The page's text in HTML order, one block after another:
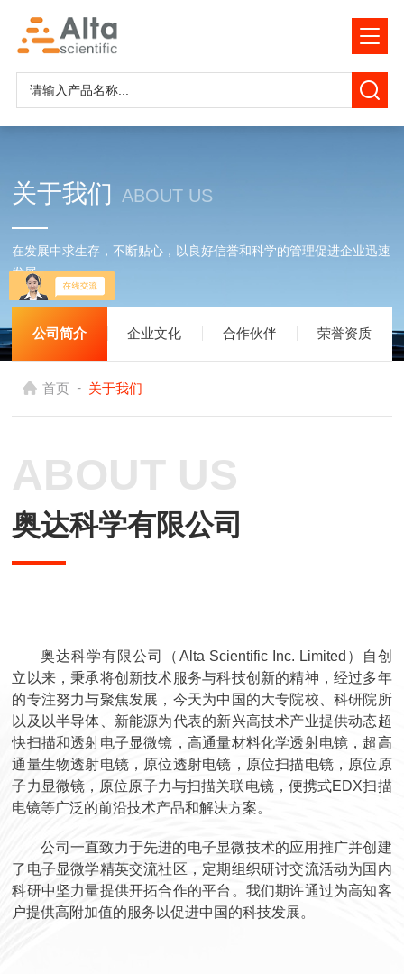
关于我们 ABOUT US
在发展中求生存，不断贴心，以良好信誉和科学的管理促进企业迅速
发展
公司简介 企业文化 合作伙伴 荣誉资质
首页 - 关于我们
ABOUT US
奥达科学有限公司
奥达科学有限公司（Alta Scientific Inc. Limited）自创
立以来，秉承将创新技术服务与科技创新的精神，经过多年
的专注努力与聚焦发展，今天为中国的大专院校、科研院所
以及以半导体、新能源为代表的新兴高技术产业提供动态超
快扫描和透射电子显微镜，高通量材料化学透射电镜，超高
通量生物透射电镜，原位透射电镜，原位扫描电镜，原位原
子力显微镜，原位原子力与扫描关联电镜，便携式EDX扫描
电镜等广泛的前沿技术产品和解决方案。
公司一直致力于先进的电子显微技术的应用推广并创建
了电子显微学精英交流社区，定期组织研讨交流活动为国内
科研中坚力量提供开拓合作的平台。我们期许通过为高知客
户提供高附加值的服务以促进中国的科技发展。